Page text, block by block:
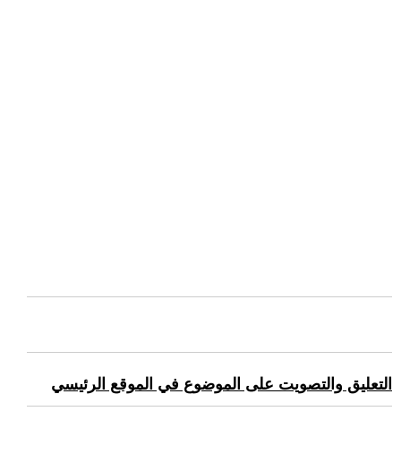
التعليق والتصويت على الموضوع في الموقع الرئيسي